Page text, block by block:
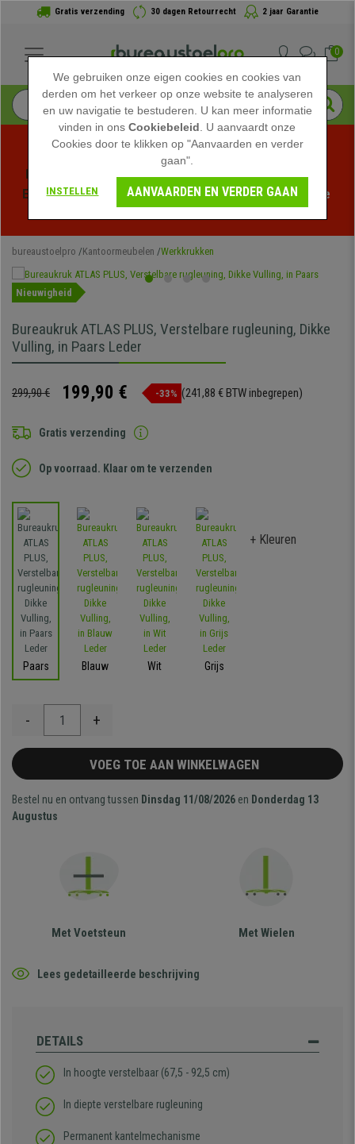
Gratis verzending 30 dagen Retourrecht 2 jaar Garantie
0
Profiteer van de Zomeruitverkoop bij bureaustoelpro!
Exclusieve kortingen voor een beperkte tijd - Bekijk de
bureaustoelpro Kantoormeubelen Werkkrukken
Nieuwigheid
Bureaukruk ATLAS PLUS, Verstelbare rugleuning, Dikke
Vulling, in Paars Leder
299,90 € 199,90 € -33% (241,88 € BTW inbegrepen)
Gratis verzending
Op voorraad. Klaar om te verzenden
Paars Blauw Wit Grijs
+ Kleuren
- +
VOEG TOE AAN WINKELWAGEN
Bestel nu en ontvang tussen Dinsdag 11/08/2026 en Donderdag 13
Augustus
Met Voetsteun Met Wielen
Lees gedetailleerde beschrijving
DETAILS
In hoogte verstelbaar (67,5 - 92,5 cm)
In diepte verstelbare rugleuning
Permanent kantelmechanisme
We gebruiken onze eigen cookies en cookies van
derden om het verkeer op onze website te analyseren
en uw navigatie te bestuderen. U kan meer informatie
vinden in onsCookiebeleid . U aanvaardt onze
Cookies door te klikken op "Aanvaarden en verder
gaan".
INSTELLEN AANVAARDEN EN VERDER GAAN